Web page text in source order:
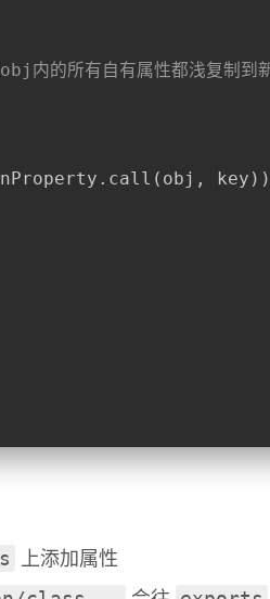
内的所有自有属性都浅复制
上添加属性